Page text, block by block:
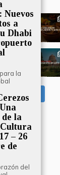
Instagram
Nuevos
a
Dhabi
la
la
– 26
de
del